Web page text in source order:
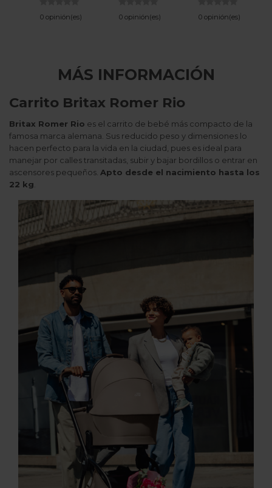
0 opinión(es) 0 opinión(es) 0 opinión(es)
MÁS INFORMACIÓN
Carrito Britax Romer Rio
Britax Romer Rio es el carrito de bebé más compacto de la
famosa marca alemana. Sus reducido peso y dimensiones lo
hacen perfecto para la vida en la ciudad, pues es ideal para
manejar por calles transitadas, subir y bajar bordillos o entrar en
ascensores pequeños. Apto desde el nacimiento hasta los
22 kg